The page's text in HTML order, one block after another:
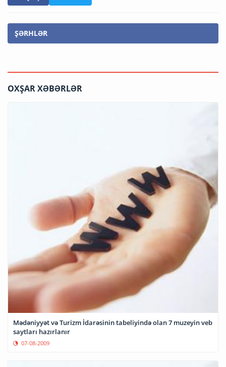
ŞƏRHLƏR
OXŞAR XƏBƏRLƏR
Mədəniyyət və Turizm İdarəsinin tabeliyində olan 7 muzeyin veb
saytları hazırlanır
07-08-2009